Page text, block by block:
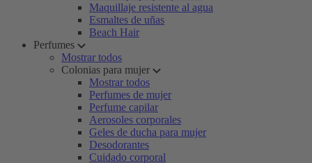
Maquillaje resistente al agua
Esmaltes de uñas
Beach Hair
Perfumes
Mostrar todos
Colonias para mujer
Mostrar todos
Perfumes de mujer
Perfume capilar
Aerosoles corporales
Geles de ducha para mujer
Desodorantes
Cuidado corporal